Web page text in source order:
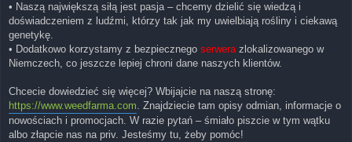
• Naszą największą siłą jest pasja – chcemy dzielić się wiedzą i
doświadczeniem z ludźmi, którzy tak jak my uwielbiają rośliny i ciekawą
genetykę.
• Dodatkowo korzystamy z bezpiecznego serwerazlokalizowanego w
Niemczech, co jeszcze lepiej chroni dane naszych klientów.
Chcecie dowiedzieć się więcej? Wbijajcie na naszą stronę:
https://www.weedfarma.com. Znajdziecie tam opisy odmian, informacje o
nowościach i promocjach. W razie pytań – śmiało piszcie w tym wątku
albo złapcie nas na priv. Jesteśmy tu, żeby pomóc!